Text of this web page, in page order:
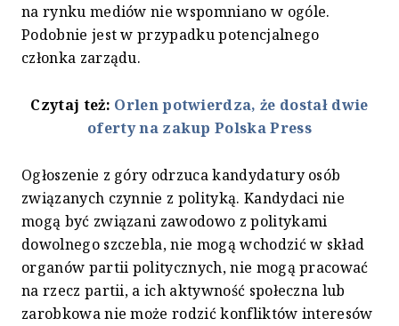
na rynku mediów nie wspomniano w ogóle.
Podobnie jest w przypadku potencjalnego
członka zarządu.
Czytaj też: Orlen potwierdza, że dostał dwie
oferty na zakup Polska Press
Ogłoszenie z góry odrzuca kandydatury osób
związanych czynnie z polityką. Kandydaci nie
mogą być związani zawodowo z politykami
dowolnego szczebla, nie mogą wchodzić w skład
organów partii politycznych, nie mogą pracować
na rzecz partii, a ich aktywność społeczna lub
zarobkowa nie może rodzić konfliktów interesów